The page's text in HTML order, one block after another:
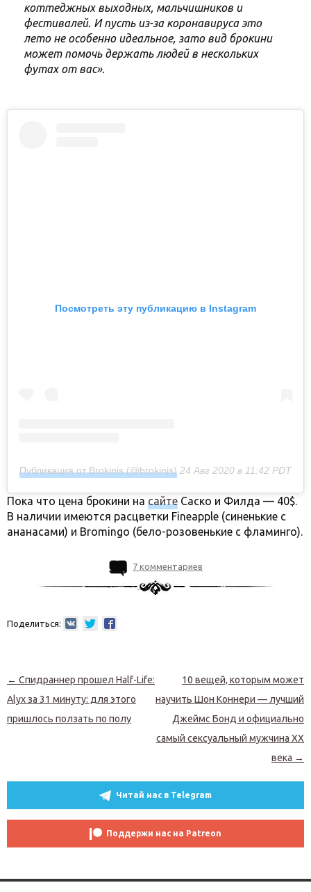
коттеджных выходных, мальчишников и
фестивалей. И пусть из-за коронавируса это
лето не особенно идеальное, зато вид брокини
может помочь держать людей в нескольких
футах от вас».
Посмотреть эту публикацию в Instagram
Публикация от Brokinis (@brokinis) 24 Авг 2020 в 11:42 PDT
Пока что цена брокини на сайте Саско и Филда — 40$.
В наличии имеются расцветки Fineapple (синенькие с
ананасами) и Bromingo (бело-розовенькие с фламинго).
7 комментариев
Поделиться:
Навигация по записям
← Спидраннер прошел Half-Life:
Alyx за 31 минуту: для этого
пришлось ползать по полу
10 вещей, которым может
научить Шон Коннери — лучший
Джеймс Бонд и официально
самый сексуальный мужчина XX
века →
Читай нас в Telegram
Поддержи нас на Patreon